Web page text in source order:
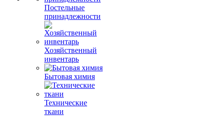
Постельные
принадлежности
Хозяйственный
инвентарь
Бытовая химия
Технические
ткани